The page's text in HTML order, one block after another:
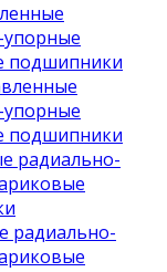
подшипники
подшипники
радиально-
радиально-